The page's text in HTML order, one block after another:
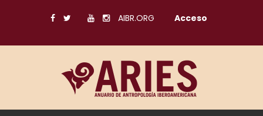
AIBR.ORG Acceso